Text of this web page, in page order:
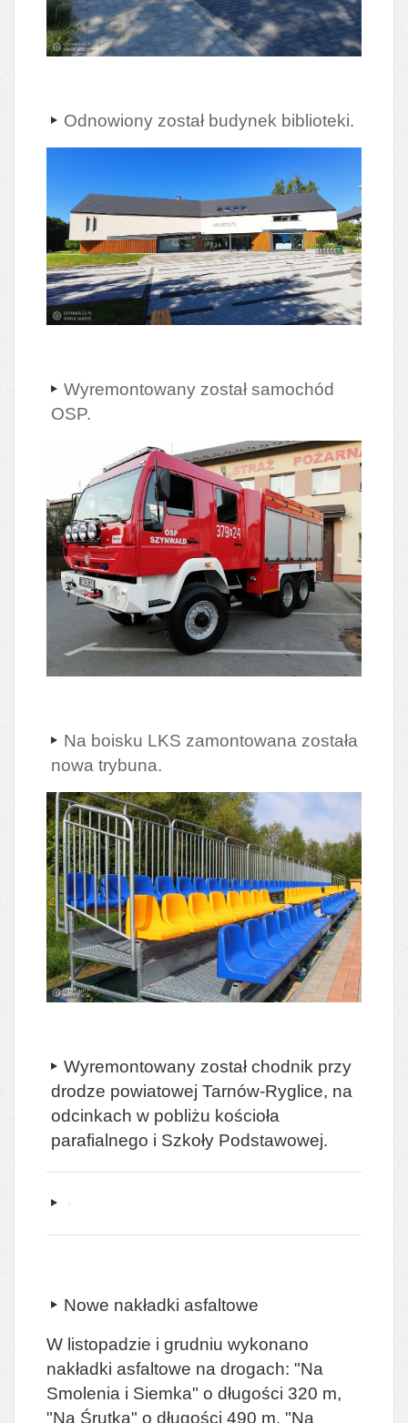
Odnowiony został budynek biblioteki.
Wyremontowany został samochód
OSP.
Na boisku LKS zamontowana została
nowa trybuna.
Wyremontowany został chodnik przy
drodze powiatowej Tarnów-Ryglice, na
odcinkach w pobliżu kościoła
parafialnego i Szkoły Podstawowej.
Nowe nakładki asfaltowe
W listopadzie i grudniu wykonano
nakładki asfaltowe na drogach: "Na
Smolenia i Siemka" o długości 320 m,
"Na Śrutka" o długości 490 m, "Na